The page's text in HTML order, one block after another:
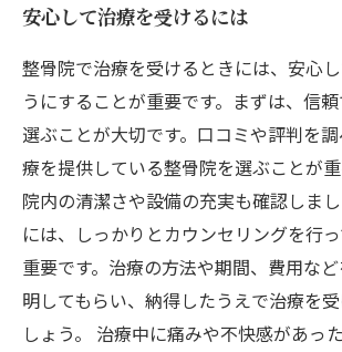
安心して治療を受けるには
整骨院で治療を受けるときには、安心
うにすることが重要です。まずは、信
選ぶことが大切です。口コミや評判を
療を提供している整骨院を選ぶことが重
院内の清潔さや設備の充実も確認しま
には、しっかりとカウンセリングを行
重要です。治療の方法や期間、費用な
明してもらい、納得したうえで治療を
しょう。 治療中に痛みや不快感があっ